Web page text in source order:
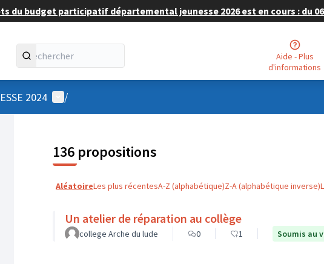
du budget participatif départemental jeunesse 2026 est en cours : du
Aide - Plus
d'informations
2024 Menu utilisateur
/
136 propositions
AléatoireLes plus récentesA-Z (alphabétique)Z-A (alphabétique inverse)
Un atelier de réparation au collège
college Arche du lude 0 1 Soumis au